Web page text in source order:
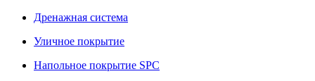
Дренажная система
Уличное покрытие
Напольное покрытие SPC